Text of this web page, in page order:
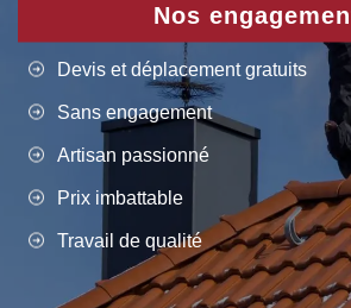
Nos
Devis et déplacement gratuits
Sans engagement
Artisan passionné
Prix imbattable
Travail de qualité